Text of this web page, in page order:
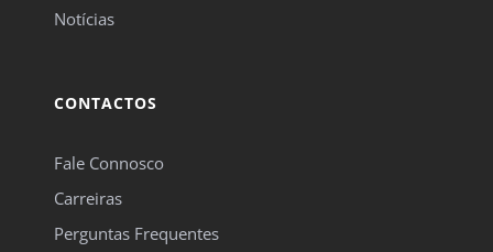
Notícias
CONTACTOS
Fale Connosco
Carreiras
Perguntas Frequentes